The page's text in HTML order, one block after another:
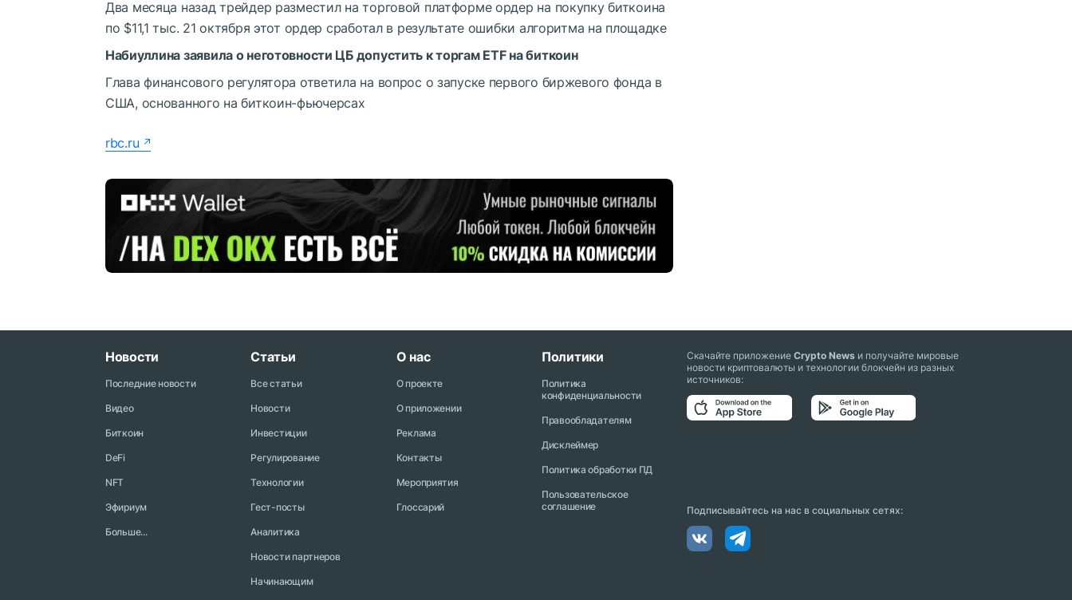
Два месяца назад трейдер разместил на торговой платформе ордер на покупку биткоина
по $11,1 тыс. 21 октября этот ордер сработал в результате ошибки алгоритма на площадке
Набиуллина заявила о неготовности ЦБ допустить к торгам ETF на биткоин
Глава финансового регулятора ответила на вопрос о запуске первого биржевого фонда в
США, основанного на биткоин-фьючерсах
rbc.ru
Новости
Последние новости
Видео
Биткоин
DeFi
NFT
Эфириум
Больше...
Статьи
Все статьи
Новости
Инвестиции
Регулирование
Технологии
Гест-посты
Аналитика
Новости партнеров
Начинающим
О нас
О проекте
О приложении
Реклама
Контакты
Мероприятия
Глоссарий
Политики
Политика
конфиденциальности
Правообладателям
Дисклеймер
Политика обработки ПД
Пользовательское
соглашение
Скачайте приложениеCrypto News и получайте мировые
новости криптовалюты и технологии блокчейн из разных
источников:
Подписывайтесь на нас в социальных сетях: